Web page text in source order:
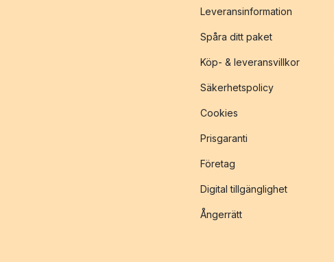
Leveransinformation
Spåra ditt paket
Köp- & leveransvillkor
Säkerhetspolicy
Cookies
Prisgaranti
Företag
Digital tillgänglighet
Ångerrätt